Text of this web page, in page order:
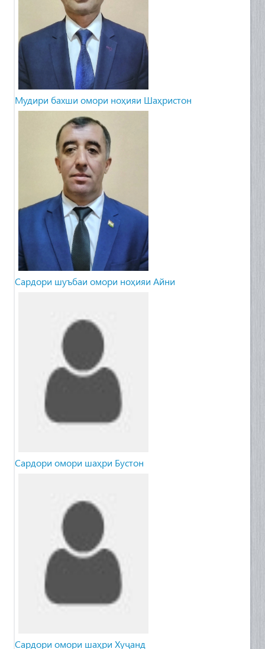
Мудири бахши омори ноҳияи Шаҳристон
Сардори шуъбаи омори ноҳияи Айни
Сардори омори шаҳри Бустон
Сардори омори шаҳри Хуҷанд